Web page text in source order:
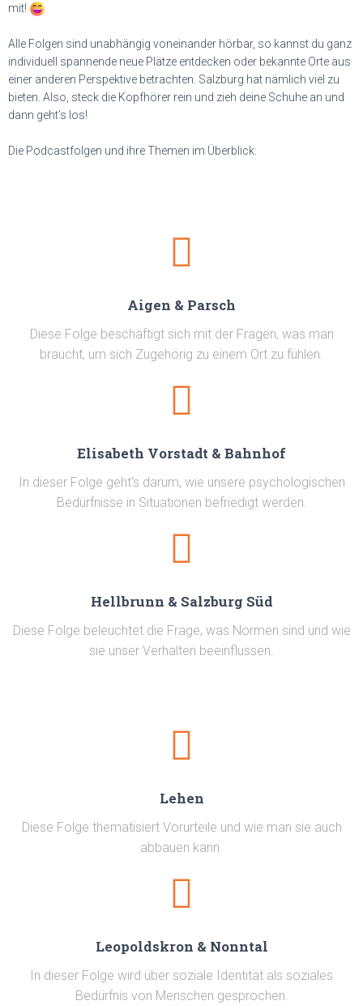
mit!
Alle Folgen sind unabhängig voneinander hörbar, so kannst du ganz
individuell spannende neue Plätze entdecken oder bekannte Orte aus
einer anderen Perspektive betrachten. Salzburg hat nämlich viel zu
bieten. Also, steck die Kopfhörer rein und zieh deine Schuhe an und
dann geht’s los!
Die Podcastfolgen und ihre Themen im Überblick:
Aigen & Parsch
Diese Folge beschäftigt sich mit der Fragen, was man
braucht, um sich Zugehörig zu einem Ort zu fühlen.
Elisabeth Vorstadt & Bahnhof
In dieser Folge geht's darum, wie unsere psychologischen
Bedürfnisse in Situationen befriedigt werden.
Hellbrunn & Salzburg Süd
Diese Folge beleuchtet die Frage, was Normen sind und wie
sie unser Verhalten beeinflussen.
Lehen
Diese Folge thematisiert Vorurteile und wie man sie auch
abbauen kann.
Leopoldskron & Nonntal
In dieser Folge wird über soziale Identität als soziales
Bedürfnis von Menschen gesprochen.